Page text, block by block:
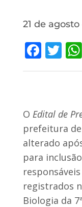
21 de
O Edital de
prefeitura de
alterado
para
registrados
Biologia da